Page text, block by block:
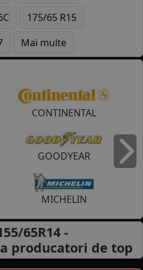
175/65 R15
Mai multe
CONTINENTAL
GOODYEAR
MICHELIN
65R14 -
producatori de top